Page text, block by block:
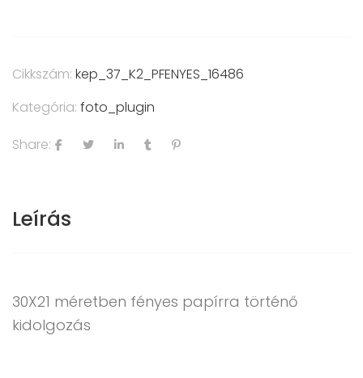
Cikkszám: kep_37_K2_PFENYES_16486
Kategória: foto_plugin
Share:
Leírás
30X21 méretben fényes papírra történő
kidolgozás